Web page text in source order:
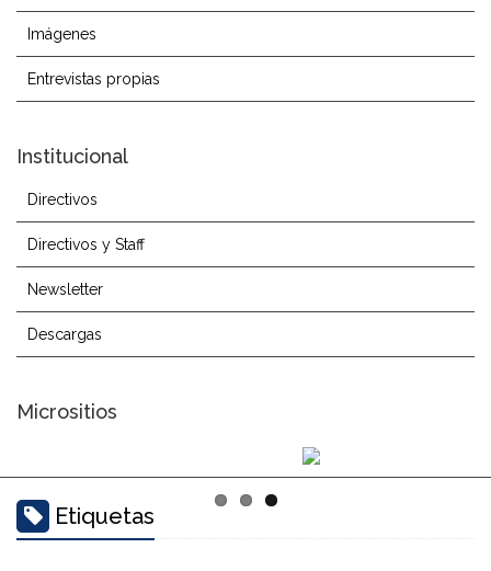
Imágenes
Entrevistas propias
Institucional
Directivos
Directivos y Staff
Newsletter
Descargas
Micrositios
Etiquetas